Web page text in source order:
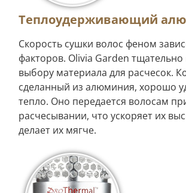
Теплоудерживающий
Скорость сушки волос феном
факторов. Olivia Garden тщательно
выбору материала для расчесок.
сделанный из алюминия, хорошо
тепло. Оно передается волосам
расчесывании, что ускоряет их
делает их мягче.